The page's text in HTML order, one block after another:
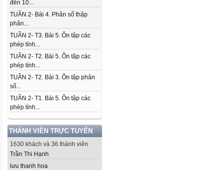
đến 10...
TUẦN 2- Bài 4. Phân số thập
phân...
TUẦN 2- T3. Bài 5. Ôn tập các
phép tính...
TUẦN 2- T2. Bài 5. Ôn tập các
phép tính...
TUẦN 2- T2. Bài 3. Ôn tập phân
số...
TUẦN 2- T1. Bài 5. Ôn tập các
phép tính...
THÀNH VIÊN TRỰC TUYẾN
1630 khách và 36 thành viên
Trần Thi Hạnh
lưu thanh hoa